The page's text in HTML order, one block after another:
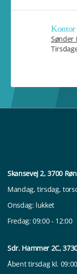
Kontor
Sønder
Skansevej 2, 3700
Mandag, tirsdag,
Onsdag: lukket
Fredag: 09:00 - 12:00
Sdr. Hammer 2C,
Åbent tirsdag kl.